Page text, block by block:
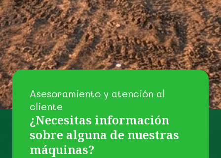
Asesoramiento y atención al
cliente
¿Necesitas información
sobre alguna de nuestras
máquinas?